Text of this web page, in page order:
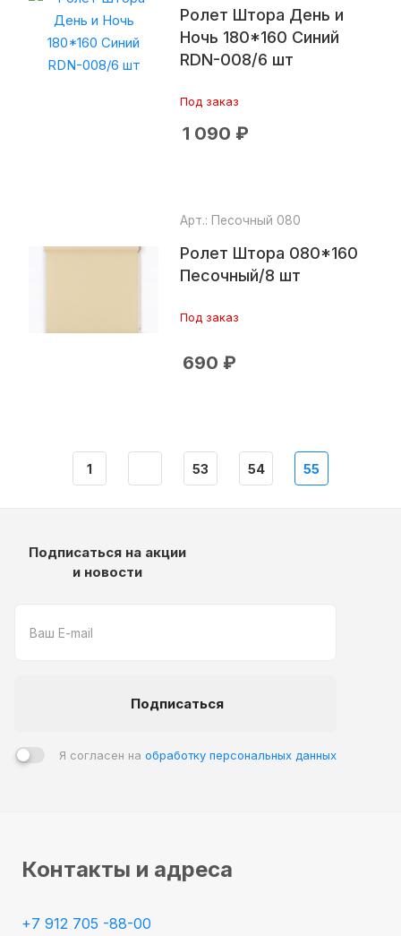
Ролет Штора День и
Ночь 180*160 Синий
RDN-008/6 шт
Под заказ
1 090 ₽
Ролет Штора 080*160
Песочный/8 шт
Арт.: Песочный 080
Под заказ
690 ₽
1 53 54 55
Подписаться на акции
и новости
Подписаться
Я согласен на обработку персональных данных
Контакты и адреса
+7 912 705 -88-00